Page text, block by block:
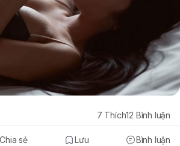
Chia sẻ Lưu Bình luận
7 Thích12 Bình luận